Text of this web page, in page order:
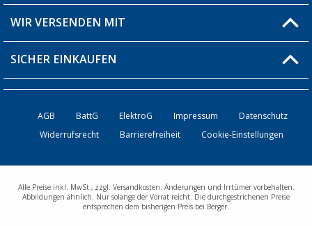
Über uns
Versandinformationen
Bestellstatus
Kontakt
WIR VERSENDEN MIT
SICHER EINKAUFEN
AGB BattG ElektroG Impressum
Datenschutz
Widerrufsrecht
Barrierefreiheit Cookie-Einstellungen
Alle Preise inkl. MwSt., zzgl. Versandkosten. Änderungen und Irrtümer vorbehalten.
Abbildungen ähnlich. Nur solange der Vorrat reicht. Die durchgestrichenen Preise
entsprechen dem bisherigen Preis bei Berger.